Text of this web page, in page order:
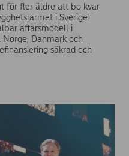
för fler äldre att bo kvar
i Sverige.
affärsmodell i
Danmark och
säkrad och